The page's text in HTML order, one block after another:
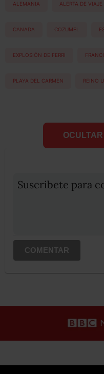
ALEMANIA ALERTA DE VIAJE
CANADA COZUMEL
EXPLOSIÓN DE FERRI
PLAYA DEL CARMEN REINO
Suscribete para
COMENTAR